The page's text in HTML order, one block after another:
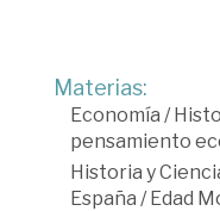
Materias:
Economía /
pensamiento
Historia y
España /Edad